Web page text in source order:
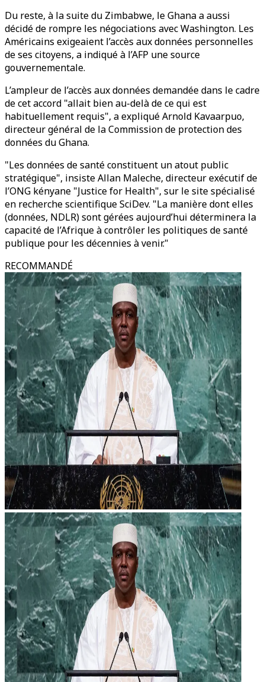
Du reste, à la suite du Zimbabwe, le Ghana a aussi
décidé de rompre les négociations avec Washington. Les
Américains exigeaient l’accès aux données personnelles
de ses citoyens, a indiqué à l’AFP une source
gouvernementale.
L’ampleur de l’accès aux données demandée dans le cadre
de cet accord "allait bien au-delà de ce qui est
habituellement requis", a expliqué Arnold Kavaarpuo,
directeur général de la Commission de protection des
données du Ghana.
"Les données de santé constituent un atout public
stratégique", insiste Allan Maleche, directeur exécutif de
l’ONG kényane "Justice for Health", sur le site spécialisé
en recherche scientifique SciDev. "La manière dont elles
(données, NDLR) sont gérées aujourd’hui déterminera la
capacité de l’Afrique à contrôler les politiques de santé
publique pour les décennies à venir."
RECOMMANDÉ